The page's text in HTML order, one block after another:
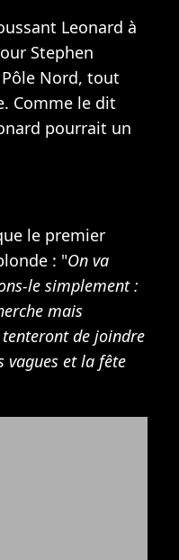
Leonard à
Stephen
Nord, tout
Comme le dit
pourrait un
le premier
: "On va
le simplement :
mais
tenteront de joindre
vagues et la fête